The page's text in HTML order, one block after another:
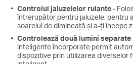
Controlul jaluzelelor rulante-
întrerupător pentru jaluzele, pentru
soarelui de dimineață și a-ți începe
Controlează două lumini separate
inteligente încorporate permit
dispozitive prin utilizarea diverselor